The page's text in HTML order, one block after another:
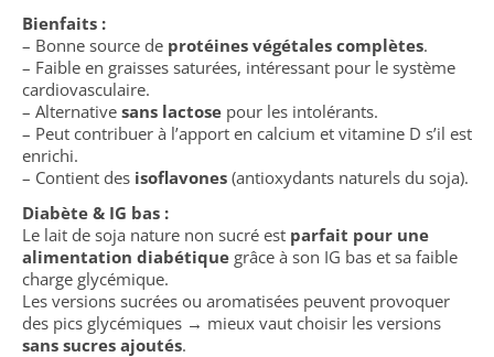
Bienfaits :
– Bonne source de protéines végétales complètes.
– Faible en graisses saturées, intéressant pour le système
cardiovasculaire.
– Alternative sans lactose pour les intolérants.
– Peut contribuer à l’apport en calcium et vitamine D s’il est
enrichi.
– Contient des isoflavones (antioxydants naturels du soja).
Diabète & IG bas :
Le lait de soja nature non sucré est parfait pour une
alimentation diabétique grâce à son IG bas et sa faible
charge glycémique.
Les versions sucrées ou aromatisées peuvent provoquer
des pics glycémiques → mieux vaut choisir les versions
sans sucres ajoutés.